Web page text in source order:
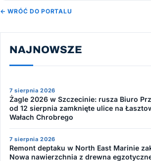
← WRÓĆ DO PORTALU
NAJNOWSZE
7 sierpnia 2026
Żagle 2026 w Szczecinie: rusza Biuro
od 12 sierpnia zamknięte ulice na
Wałach Chrobrego
7 sierpnia 2026
Remont deptaku w North East Marinie
Nowa nawierzchnia z drewna